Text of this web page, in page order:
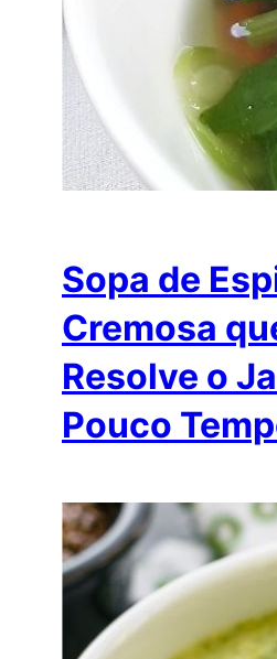
Sopa de
Cremosa
Resolve o
Pouco